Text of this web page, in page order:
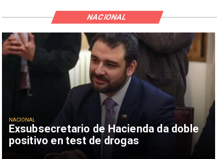
Exsubsecretario de Hacienda da doble
positivo en test de drogas
NACIONAL
NACIONAL